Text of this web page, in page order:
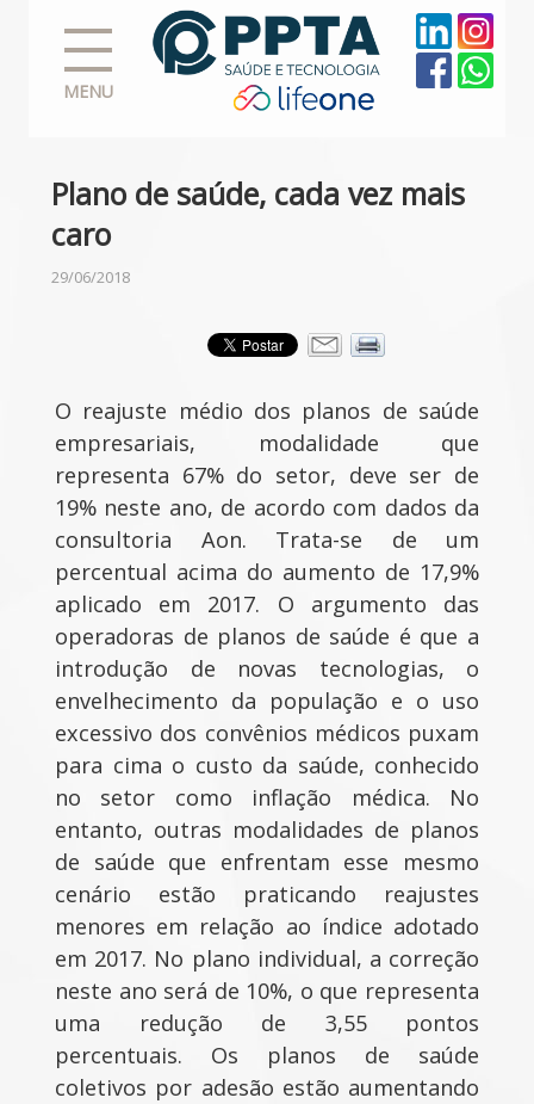
MENU
Plano de saúde, cada vez mais
caro
29/06/2018
O reajuste médio dos planos de saúde
empresariais, modalidade que
representa 67% do setor, deve ser de
19% neste ano, de acordo com dados da
consultoria Aon. Trata-se de um
percentual acima do aumento de 17,9%
aplicado em 2017. O argumento das
operadoras de planos de saúde é que a
introdução de novas tecnologias, o
envelhecimento da população e o uso
excessivo dos convênios médicos puxam
para cima o custo da saúde, conhecido
no setor como inflação médica. No
entanto, outras modalidades de planos
de saúde que enfrentam esse mesmo
cenário estão praticando reajustes
menores em relação ao índice adotado
em 2017. No plano individual, a correção
neste ano será de 10%, o que representa
uma redução de 3,55 pontos
percentuais. Os planos de saúde
coletivos por adesão estão aumentando